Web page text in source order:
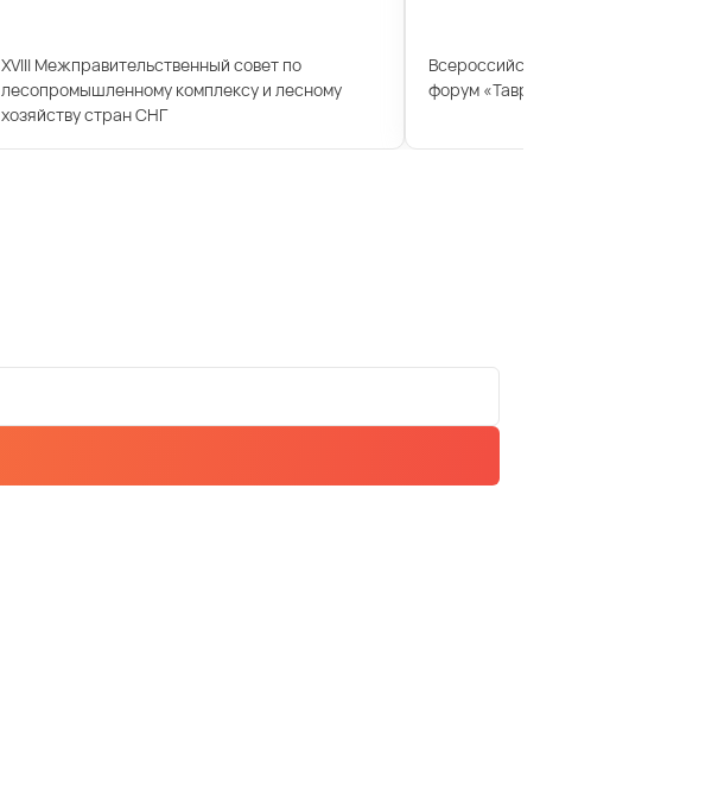
XVIII Межправительственный совет по
лесопромышленному комплексу и лесному
хозяйству стран СНГ
Всероссийский молодежный
форум «Таврида»